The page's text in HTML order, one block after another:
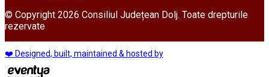
© Copyright 2026 Consiliul Județean Dolj. Toate drepturile
rezervate
❤️ Designed, built, maintained & hosted by